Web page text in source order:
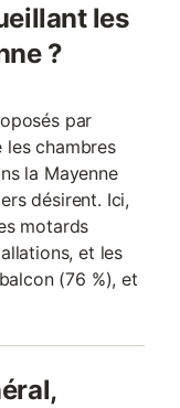
les
?
par
les chambres
la Mayenne
désirent. Ici,
motards
et les
(76 %), et